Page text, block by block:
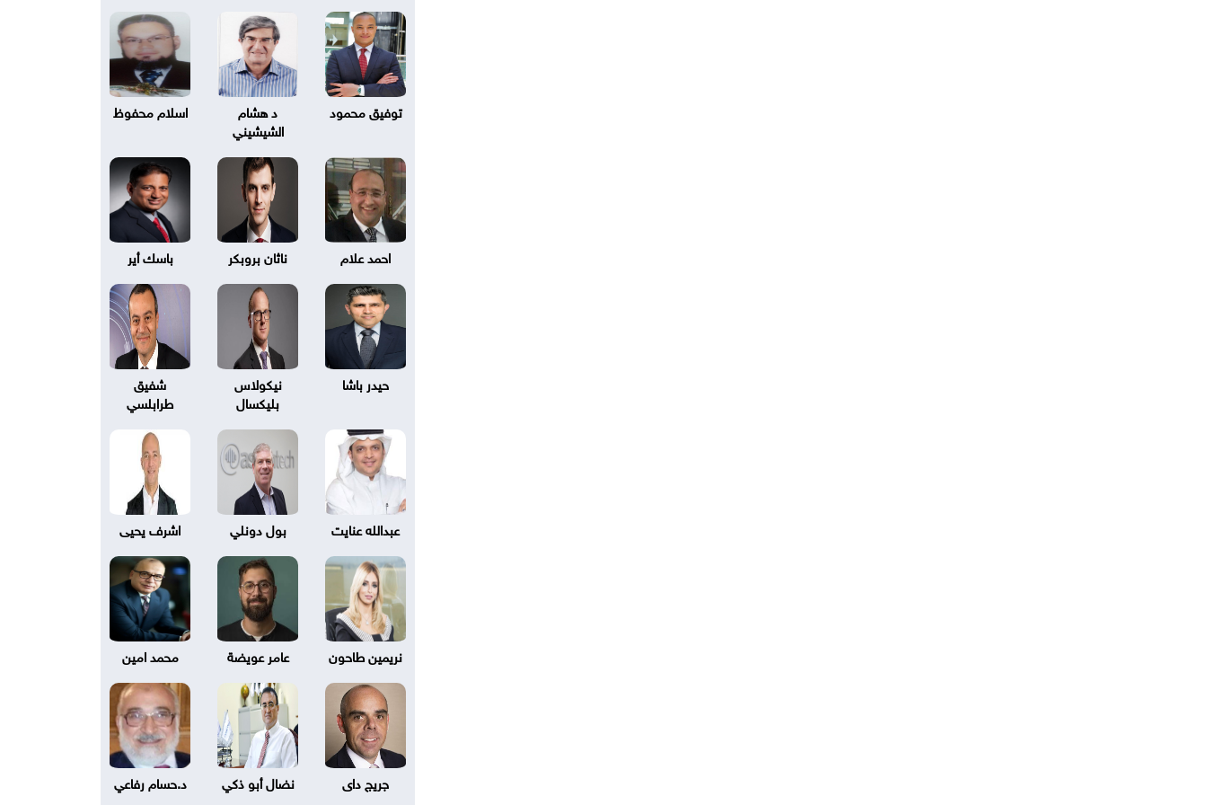
توفيق محمود
د هشام
الشيشيني
اسلام محفوظ
احمد علام ناثان بروبكر باسك أير
حيدر باشا
نيكولاس
بليكسال
شفيق
طرابلسي
عبدالله عنايت بول دونلي اشرف يحيى
نريمين طاحون عامر عويضة محمد امين
جريج داى نضال أبو ذكي د.حسام رفاعي